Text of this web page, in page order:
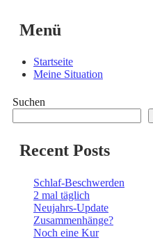
Menü
Startseite
Meine Situation
Suchen
Recent Posts
Schlaf-Beschwerden
2 mal täglich
Neujahrs-Update
Zusammenhänge?
Noch eine Kur